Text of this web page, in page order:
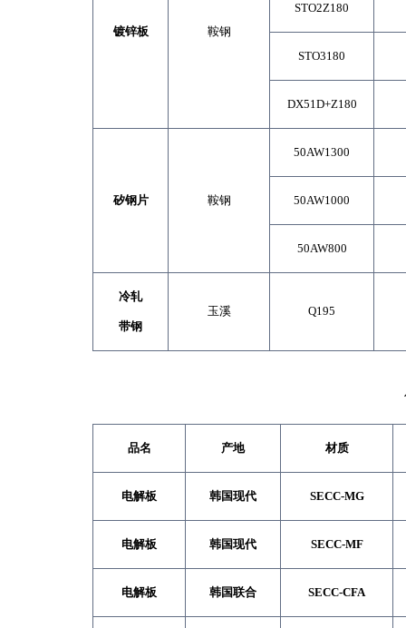
镀锌板 鞍钢
STO2Z180
STO3180
DX51D+Z180
矽钢片 鞍钢
50AW1300
50AW1000
50AW800
冷轧
带钢
玉溪 Q195
品名 产地 材质
电解板 韩国现代 SECC-MG
电解板 韩国现代 SECC-MF
电解板 韩国联合 SECC-CFA